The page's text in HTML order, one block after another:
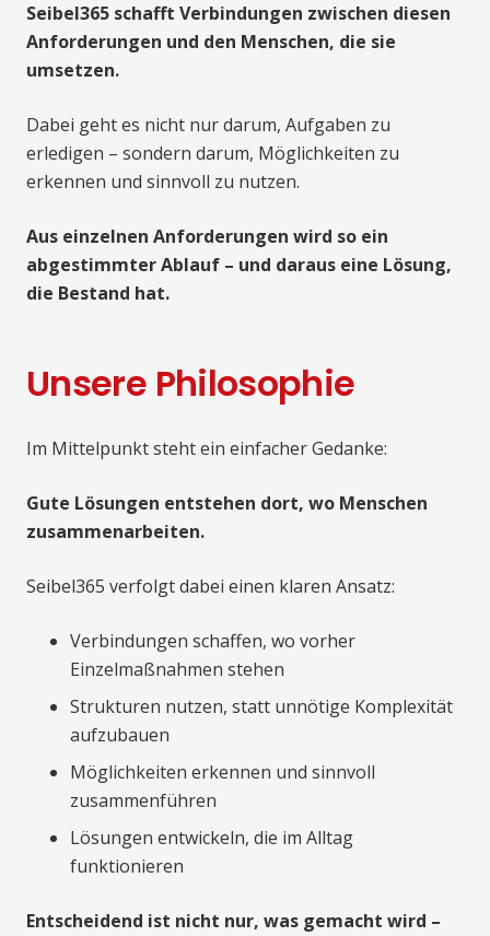
Seibel365 schafft Verbindungen zwischen diesen
Anforderungen und den Menschen, die sie
umsetzen.
Dabei geht es nicht nur darum, Aufgaben zu
erledigen – sondern darum, Möglichkeiten zu
erkennen und sinnvoll zu nutzen.
Aus einzelnen Anforderungen wird so ein
abgestimmter Ablauf – und daraus eine Lösung,
die Bestand hat.
Unsere Philosophie
Im Mittelpunkt steht ein einfacher Gedanke:
Gute Lösungen entstehen dort, wo Menschen
zusammenarbeiten.
Seibel365 verfolgt dabei einen klaren Ansatz:
Verbindungen schaffen, wo vorher
Einzelmaßnahmen stehen
Strukturen nutzen, statt unnötige Komplexität
aufzubauen
Möglichkeiten erkennen und sinnvoll
zusammenführen
Lösungen entwickeln, die im Alltag
funktionieren
Entscheidend ist nicht nur, was gemacht wird –